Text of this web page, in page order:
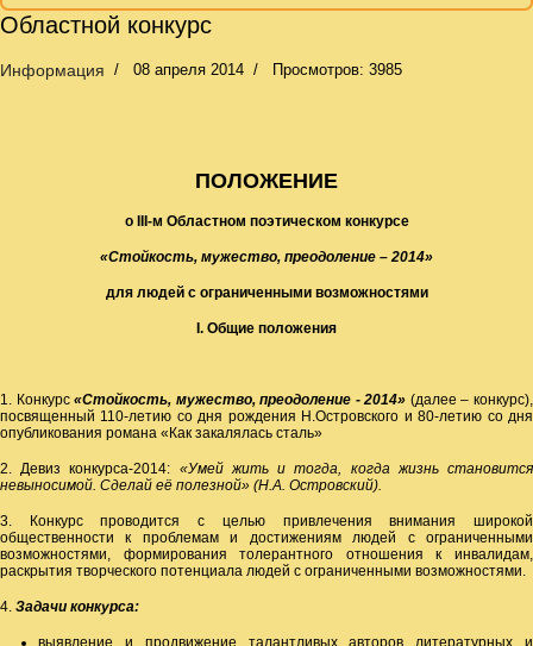
Областной конкурс
Информация 08 апреля 2014 Просмотров: 3985
ПОЛОЖЕНИЕ
о -м Областном поэтическом конкурсе
«Стойкость, мужество, преодоление – 2014»
для людей с ограниченными возможностями
. Общие положения
1. Конкурс«Стойкость, мужество, преодоление - 2014» (далее – конкурс),
посвященный 110-летию со дня рождения Н.Островского и 80-летию со дня
опубликования романа «Как закалялась сталь»
2. Девиз конкурса-2014: «Умей жить и тогда, когда жизнь становится
невыносимой. Сделай её полезной» (Н.А. Островский).
3. Конкурс проводится с целью привлечения внимания широкой
общественности к проблемам и достижениям людей с ограниченными
возможностями, формирования толерантного отношения к инвалидам,
раскрытия творческого потенциала людей с ограниченными возможностями.
4. Задачи конкурса: